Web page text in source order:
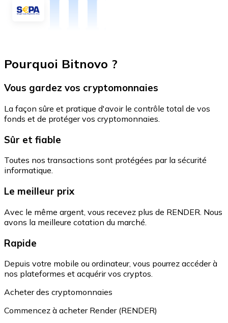
Pourquoi Bitnovo ?
Vous gardez vos cryptomonnaies
La façon sûre et pratique d'avoir le contrôle total de vos
fonds et de protéger vos cryptomonnaies.
Sûr et fiable
Toutes nos transactions sont protégées par la sécurité
informatique.
Le meilleur prix
Avec le même argent, vous recevez plus de RENDER. Nous
avons la meilleure cotation du marché.
Rapide
Depuis votre mobile ou ordinateur, vous pourrez accéder à
nos plateformes et acquérir vos cryptos.
Acheter des cryptomonnaies
Commencez à acheter Render (RENDER)